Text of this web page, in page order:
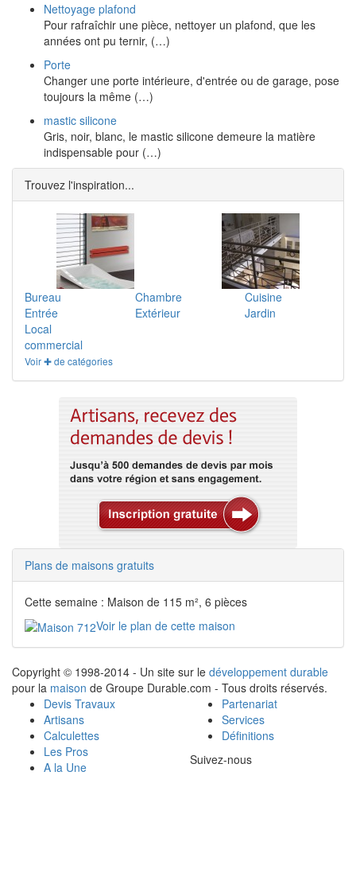
Nettoyage plafond
Pour rafraîchir une pièce, nettoyer un plafond, que les
années ont pu ternir, (…)
Porte
Changer une porte intérieure, d'entrée ou de garage, pose
toujours la même (…)
mastic silicone
Gris, noir, blanc, le mastic silicone demeure la matière
indispensable pour (…)
Trouvez l'inspiration...
Bureau Chambre
Cuisine
Entrée
Extérieur
Jardin
Local
commercial
Voir ✚ de catégories
Plans de maisons gratuits
Cette semaine : Maison de 115 m², 6 pièces
Voir le plan de cette maison
Copyright © 1998-2014 - Un site sur le développement durable
pour la maison de Groupe Durable.com - Tous droits réservés.
Devis Travaux
Artisans
Calculettes
Les Pros
A la Une
Partenariat
Services
Définitions
Suivez-nous